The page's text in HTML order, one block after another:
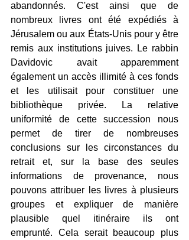
abandonnés. C'est ainsi que de
nombreux livres ont été expédiés à
Jérusalem ou aux États-Unis pour y être
remis aux institutions juives. Le rabbin
Davidovic avait apparemment
également un accès illimité à ces fonds
et les utilisait pour constituer une
bibliothèque privée. La relative
uniformité de cette succession nous
permet de tirer de nombreuses
conclusions sur les circonstances du
retrait et, sur la base des seules
informations de provenance, nous
pouvons attribuer les livres à plusieurs
groupes et expliquer de manière
plausible quel itinéraire ils ont
emprunté. Cela serait beaucoup plus